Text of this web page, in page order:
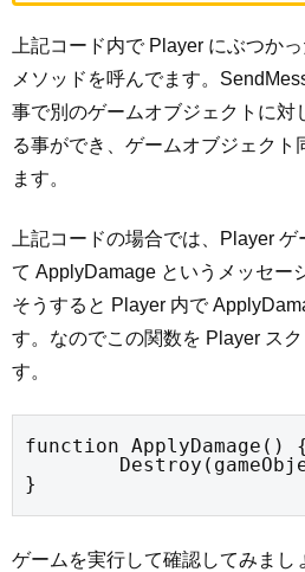
上記コード内で Player にぶつか
メソッドを呼んでます。
事で別のゲームオブジェクトに対
る事ができ、ゲームオブジェクト
ます。
上記コードの場合では、Player
て ApplyDamage というメッセー
そうすると Player 内で
す。なのでこの関数を Player ス
す。
function ApplyDamage() {
}
ゲームを実行して確認してみまし